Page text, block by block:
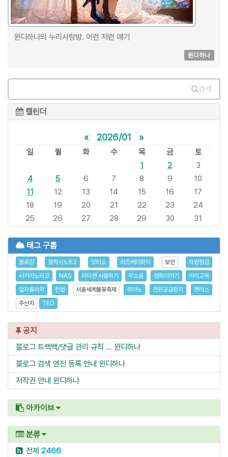
윈디하나의 누리사랑방. 이런 저런 얘기
윈디하나
검색
캘린더
« 2026/01 »
일 월 화 수 목 금
토
1
2
3
4
5 6 7 8 9
10
11
12 13 14 15 16
17
18
19 20 21 22 23
24
25
26 27 28 29 30 31
태그 구름
블로깅 갤럭시노트2 모터쇼 라즈베리파이 보안
차량점검
사카이노리코
NAS 라이젠 사용하기 무소음 영화이야기
아이교육
입자물리학
헌법 서울세계불꽃축제 피아노 전원공급장치
팬리스
주산지
TED
공지
블로그 트랙백/댓글 관리 규칙 ... 윈디하나
블로그 검색 엔진 등록 안내 윈디하나
저작권 안내 윈디하나
아카이브
분류
전체 2466